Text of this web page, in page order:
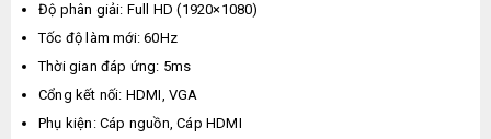
Độ phân giải: Full HD (1920×1080)
Tốc độ làm mới: 60Hz
Thời gian đáp ứng: 5ms
Cổng kết nối: HDMI, VGA
Phụ kiện: Cáp nguồn, Cáp HDMI